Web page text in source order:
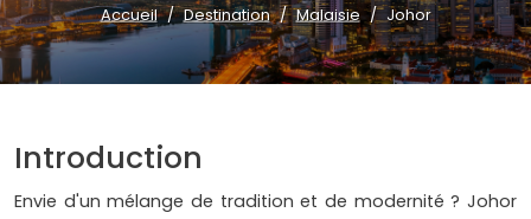
Accueil Destination Malaisie Johor
Introduction
Envie d'un mélange de tradition et de modernité ? Johor